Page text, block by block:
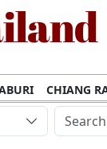
CHIANG
PHI PHI